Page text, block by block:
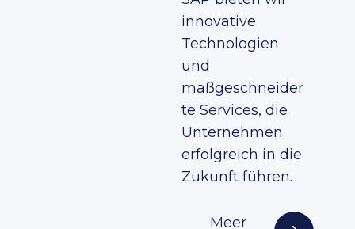
innovative
Technologien
und
maßgeschneider
te Services, die
Unternehmen
erfolgreich in die
Zukunft führen.
Meer